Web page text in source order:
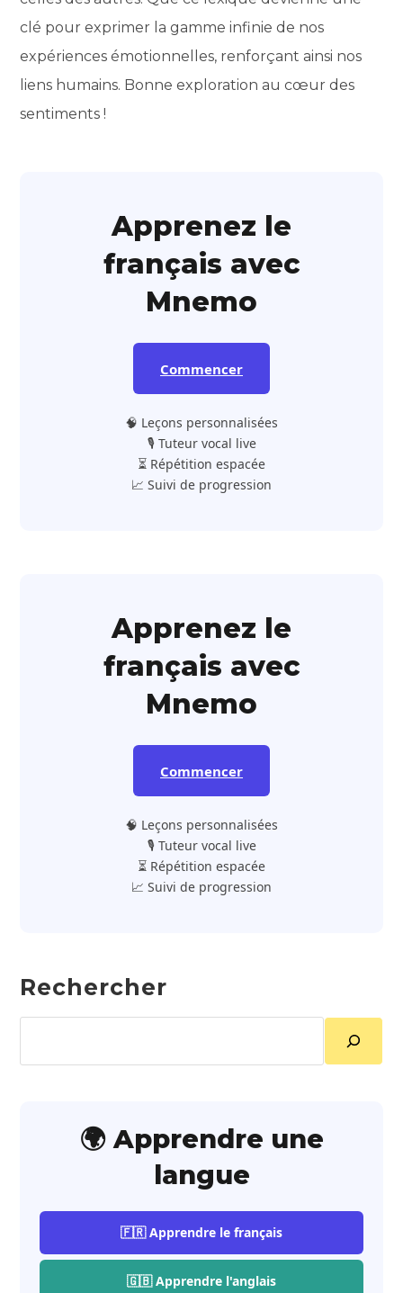
clé pour exprimer la gamme infinie de nos
expériences émotionnelles, renforçant ainsi nos
liens humains. Bonne exploration au cœur des
sentiments !
Apprenez le
français avec
Mnemo
Commencer
🧠 Leçons personnalisées
🎙️ Tuteur vocal live
⏳ Répétition espacée
📈 Suivi de progression
Apprenez le
français avec
Mnemo
Commencer
🧠 Leçons personnalisées
🎙️ Tuteur vocal live
⏳ Répétition espacée
📈 Suivi de progression
Rechercher
🌍 Apprendre une
langue
🇫🇷 Apprendre le français
🇬🇧 Apprendre l'anglais